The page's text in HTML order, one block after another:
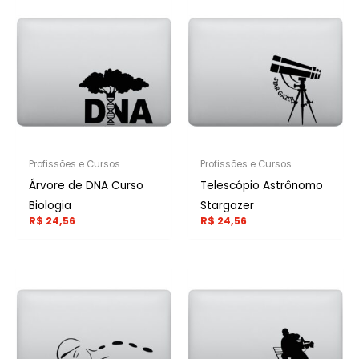
Profissões e Cursos
Árvore de DNA Curso
Biologia
R$ 24,56
Profissões e Cursos
Telescópio Astrônomo
Stargazer
R$ 24,56